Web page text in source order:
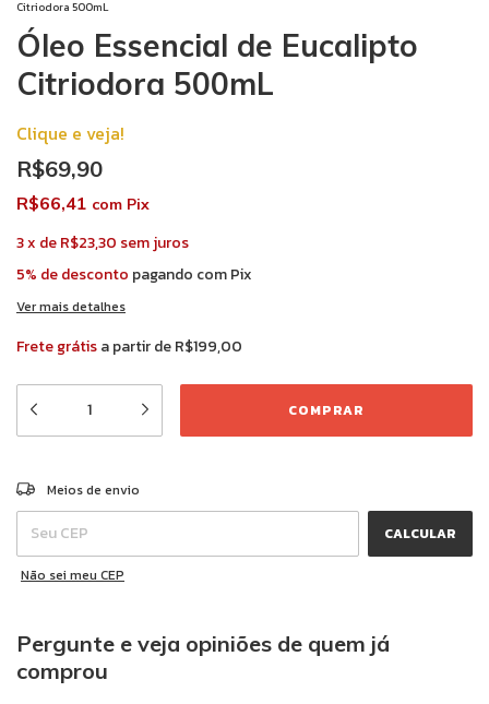
Citriodora 500mL
Óleo Essencial de Eucalipto
Citriodora 500mL
Clique e veja!
R$69,90
R$66,41 com Pix
3x deR$23,30 sem juros
5% de desconto pagando com Pix
Ver mais detalhes
Frete grátisa partir deR$199,00
Entregas para o CEP:
Meios de envio
CALCULAR
Não sei meu CEP
Pergunte e veja opiniões de quem já
comprou